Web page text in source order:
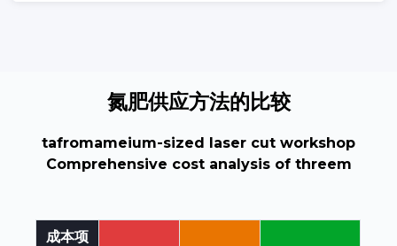
氮肥供应方法的比较
tafromameium-sized laser cut workshop
Comprehensive cost analysis of threem
成本项